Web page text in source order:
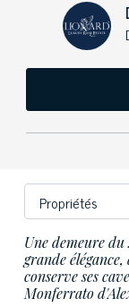
Une demeure
grande
conserve ses
Monferrato